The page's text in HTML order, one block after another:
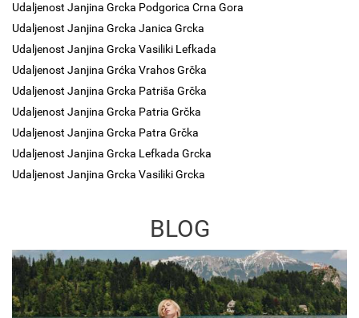
Udaljenost Janjina Grcka Podgorica Crna Gora
Udaljenost Janjina Grcka Janica Grcka
Udaljenost Janjina Grcka Vasiliki Lefkada
Udaljenost Janjina Grćka Vrahos Grčka
Udaljenost Janjina Grcka Patriša Grčka
Udaljenost Janjina Grcka Patria Grčka
Udaljenost Janjina Grcka Patra Grčka
Udaljenost Janjina Grcka Lefkada Grcka
Udaljenost Janjina Grcka Vasiliki Grcka
BLOG